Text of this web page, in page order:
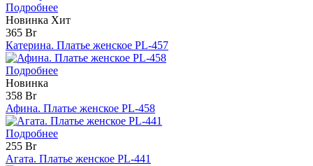
Подробнее
Новинка Хит
365 Br
Катерина. Платье женское PL-457
Подробнее
Новинка
358 Br
Афина. Платье женское PL-458
Подробнее
255 Br
Агата. Платье женское PL-441